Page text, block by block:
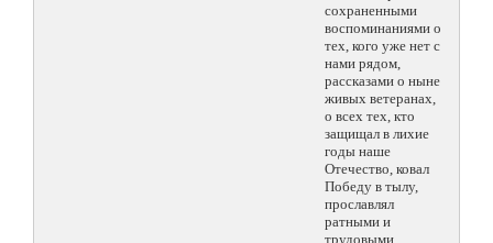
сохраненными
воспоминаниями о
тех, кого уже нет с
нами рядом,
рассказами о ныне
живых ветеранах,
о всех тех, кто
защищал в лихие
годы наше
Отечество, ковал
Победу в тылу,
прославлял
ратными и
трудовыми